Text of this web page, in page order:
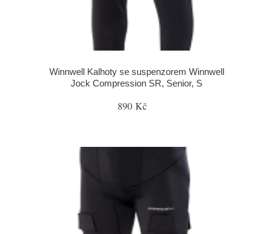
Winnwell Kalhoty se suspenzorem Winnwell
Jock Compression SR, Senior, S
890 Kč